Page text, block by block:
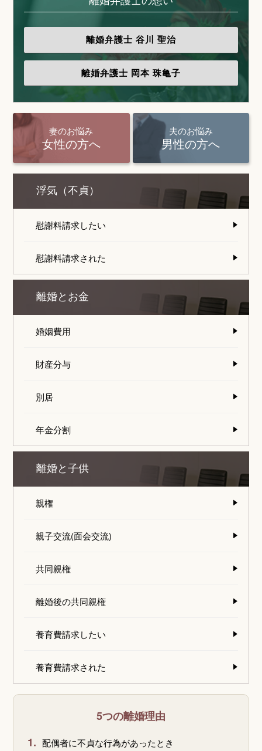
離婚弁護士 谷川 聖治
離婚弁護士 岡本 珠亀子
妻のお悩み
女性の方へ
夫のお悩み
男性の方へ
浮気（不貞）
慰謝料請求したい
慰謝料請求された
離婚とお金
婚姻費用
財産分与
別居
年金分割
離婚と子供
親権
親子交流(面会交流)
共同親権
離婚後の共同親権
養育費請求したい
養育費請求された
5つの離婚理由
1. 配偶者に不貞な行為があったとき